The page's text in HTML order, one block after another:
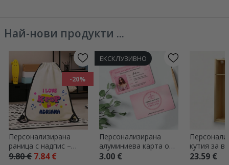
Най-нови продукти ...
-20%
Персонализирана
раница с надпис –
Kpop
9.80 € 7.84 €
ЕКСКЛУЗИВНО
Персонализирана
алуминиева карта от
двете страни със
3.00 €
кутия за
надпис –
23.59 €